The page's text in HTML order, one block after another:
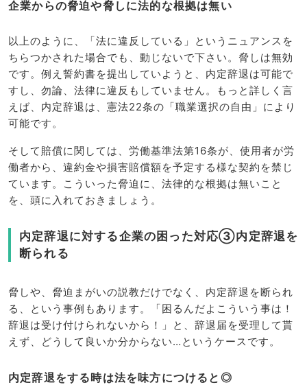
企業からの脅迫や脅しに法的な根拠は無い
以上のように、「法に違反している」というニュアンスを
ちらつかされた場合でも、動じないで下さい。脅しは無効
です。例え誓約書を提出していようと、内定辞退は可能で
すし、勿論、法律に違反もしていません。もっと詳しく言
えば、内定辞退は、憲法22条の「職業選択の自由」により
可能です。
そして賠償に関しては、労働基準法第16条が、使用者が労
働者から、違約金や損害賠償額を予定する様な契約を禁じ
ています。こういった脅迫に、法律的な根拠は無いこと
を、頭に入れておきましょう。
内定辞退に対する企業の困った対応③内定辞退を
断られる
脅しや、脅迫まがいの説教だけでなく、内定辞退を断られ
る、という事例もあります。「困るんだよこういう事は！
辞退は受け付けられないから！」と、辞退届を受理して貰
えず、どうして良いか分からない…というケースです。
内定辞退をする時は法を味方につけると◎